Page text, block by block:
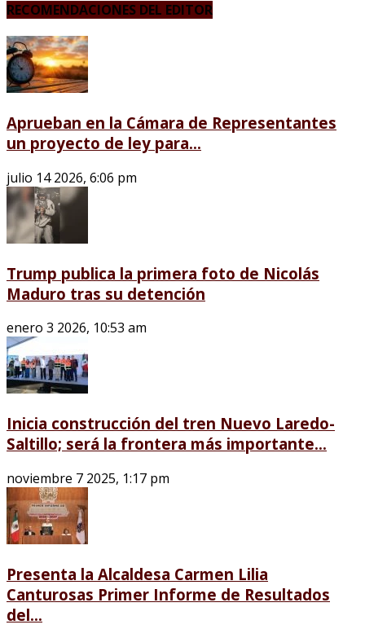
RECOMENDACIONES DEL EDITOR
Aprueban en la Cámara de Representantes
un proyecto de ley para...
julio 14 2026, 6:06 pm
Trump publica la primera foto de Nicolás
Maduro tras su detención
enero 3 2026, 10:53 am
Inicia construcción del tren Nuevo Laredo-
Saltillo; será la frontera más importante...
noviembre 7 2025, 1:17 pm
Presenta la Alcaldesa Carmen Lilia
Canturosas Primer Informe de Resultados
del...